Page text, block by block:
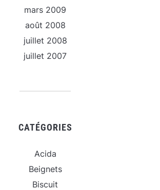
mars 2009
août 2008
juillet 2008
juillet 2007
CATÉGORIES
Acida
Beignets
Biscuit